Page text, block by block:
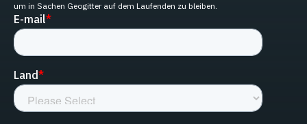
um in Sachen Geogitter auf dem Laufenden zu bleiben.